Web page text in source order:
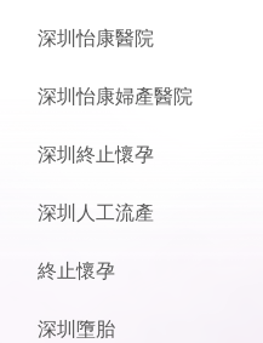
深圳怡康醫院
深圳怡康婦產醫院
深圳終止懷孕
深圳人工流產
終止懷孕
深圳墮胎